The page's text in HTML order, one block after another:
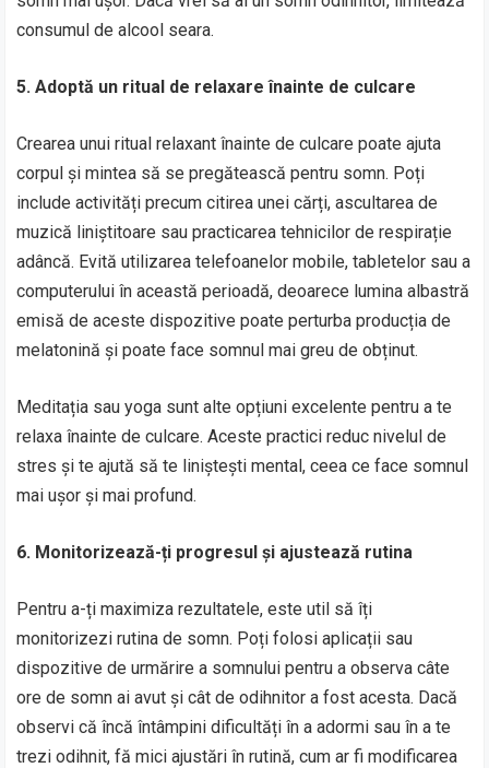
consumul de alcool seara.
5. Adoptă un ritual de relaxare înainte de culcare
Crearea unui ritual relaxant înainte de culcare poate ajuta
corpul și mintea să se pregătească pentru somn. Poți
include activități precum citirea unei cărți, ascultarea de
muzică liniștitoare sau practicarea tehnicilor de respirație
adâncă. Evită utilizarea telefoanelor mobile, tabletelor sau a
computerului în această perioadă, deoarece lumina albastră
emisă de aceste dispozitive poate perturba producția de
melatonină și poate face somnul mai greu de obținut.
Meditația sau yoga sunt alte opțiuni excelente pentru a te
relaxa înainte de culcare. Aceste practici reduc nivelul de
stres și te ajută să te liniștești mental, ceea ce face somnul
mai ușor și mai profund.
6. Monitorizează-ți progresul și ajustează rutina
Pentru a-ți maximiza rezultatele, este util să îți
monitorizezi rutina de somn. Poți folosi aplicații sau
dispozitive de urmărire a somnului pentru a observa câte
ore de somn ai avut și cât de odihnitor a fost acesta. Dacă
observi că încă întâmpini dificultăți în a adormi sau în a te
trezi odihnit, fă mici ajustări în rutină, cum ar fi modificarea